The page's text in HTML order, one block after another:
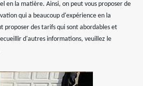
en la matière. Ainsi, on peut vous proposer de
qui a beaucoup d'expérience en la
proposer des tarifs qui sont abordables et
d'autres informations, veuillez le